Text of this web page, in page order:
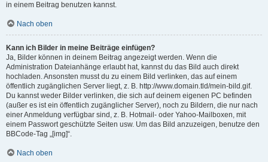
in einem Beitrag benutzen kannst.
Nach oben
Kann ich Bilder in meine Beiträge einfügen?
Ja, Bilder können in deinem Beitrag angezeigt werden. Wenn die
Administration Dateianhänge erlaubt hat, kannst du das Bild auch direkt
hochladen. Ansonsten musst du zu einem Bild verlinken, das auf einem
öffentlich zugänglichen Server liegt, z. B. http://www.domain.tld/mein-bild.gif.
Du kannst weder Bilder verlinken, die sich auf deinem eigenen PC befinden
(außer es ist ein öffentlich zugänglicher Server), noch zu Bildern, die nur nach
einer Anmeldung verfügbar sind, z. B. Hotmail- oder Yahoo-Mailboxen, mit
einem Passwort geschützte Seiten usw. Um das Bild anzuzeigen, benutze den
BBCode-Tag „[img]“.
Nach oben